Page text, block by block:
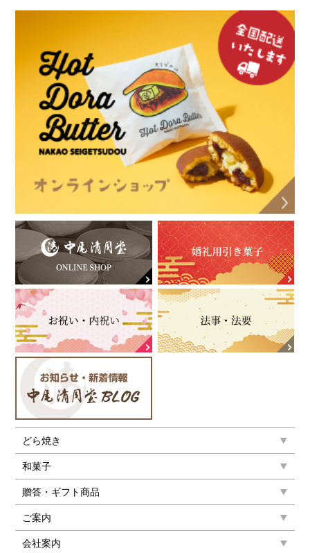
どら焼き
和菓子
贈答・ギフト商品
ご案内
会社案内